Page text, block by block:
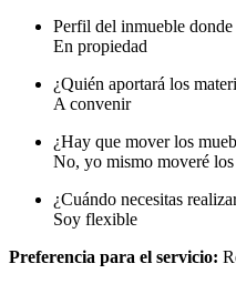
Perfil del inmueble
En propiedad
¿Quién aportará los
A convenir
¿Hay que mover los
No, yo mismo moveré
¿Cuándo necesitas
Soy flexible
Preferencia para el servicio: